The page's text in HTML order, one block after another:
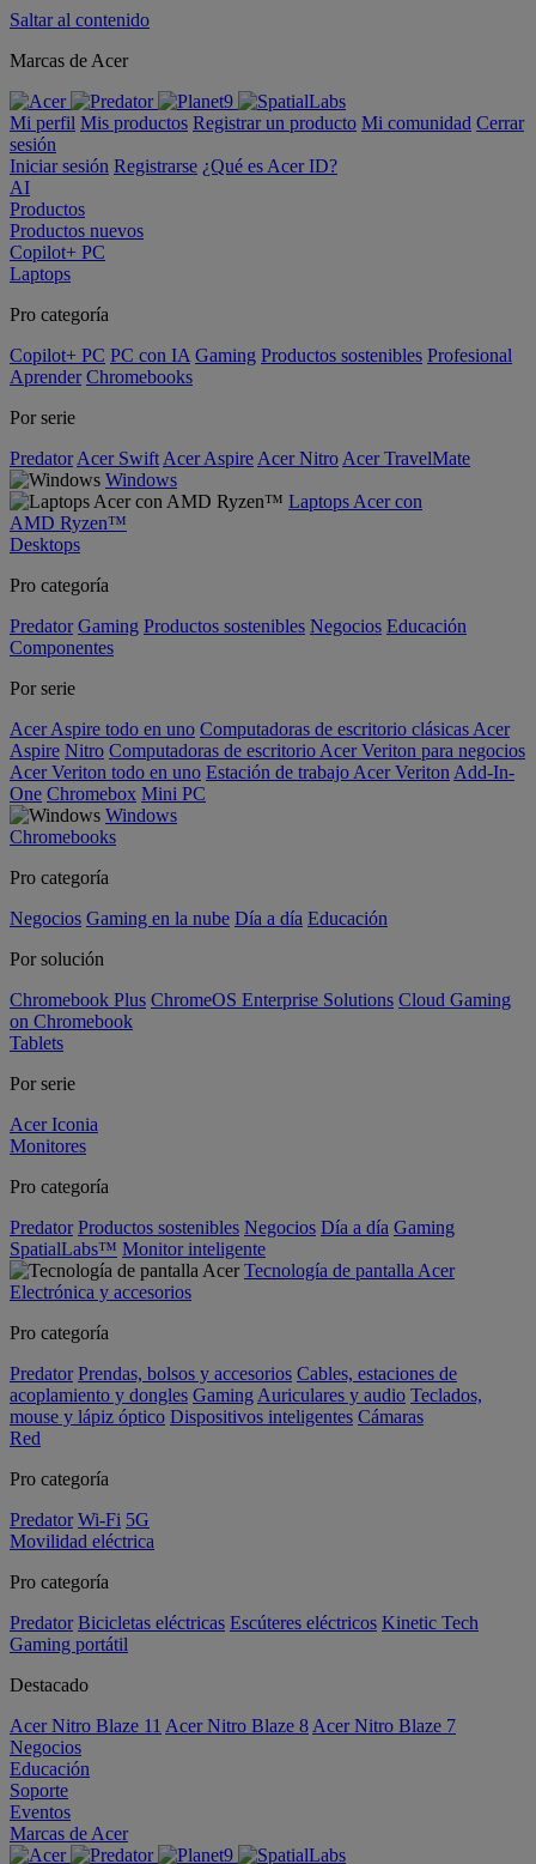
Saltar al contenido
Marcas de Acer
Mi perfil Mis productos Registrar un producto Mi comunidad Cerrar
sesión
Iniciar sesión Registrarse ¿Qué es Acer ID?
AI
Productos
Productos nuevos
Copilot+ PC
Laptops
Pro categoría
Copilot+ PC PC con IA Gaming Productos sostenibles Profesional
Aprender Chromebooks
Por serie
Predator Acer Swift Acer Aspire Acer Nitro Acer TravelMate
Windows
Laptops Acer con
AMD Ryzen™
Desktops
Pro categoría
Predator Gaming Productos sostenibles Negocios Educación
Componentes
Por serie
Acer Aspire todo en uno Computadoras de escritorio clásicas Acer
Aspire Nitro Computadoras de escritorio Acer Veriton para negocios
Acer Veriton todo en uno Estación de trabajo Acer Veriton Add-In-
One Chromebox Mini PC
Windows
Chromebooks
Pro categoría
Negocios Gaming en la nube Día a día Educación
Por solución
Chromebook Plus ChromeOS Enterprise Solutions Cloud Gaming
on Chromebook
Tablets
Por serie
Acer Iconia
Monitores
Pro categoría
Predator Productos sostenibles Negocios Día a día Gaming
SpatialLabs™ Monitor inteligente
Tecnología de pantalla Acer
Electrónica y accesorios
Pro categoría
Predator Prendas, bolsos y accesorios Cables, estaciones de
acoplamiento y dongles Gaming Auriculares y audio Teclados,
mouse y lápiz óptico Dispositivos inteligentes Cámaras
Red
Pro categoría
Predator Wi-Fi 5G
Movilidad eléctrica
Pro categoría
Predator Bicicletas eléctricas Escúteres eléctricos Kinetic Tech
Gaming portátil
Destacado
Acer Nitro Blaze 11 Acer Nitro Blaze 8 Acer Nitro Blaze 7
Negocios
Educación
Soporte
Eventos
Marcas de Acer